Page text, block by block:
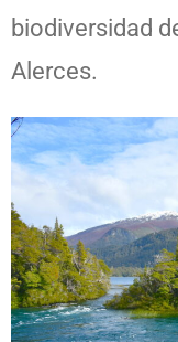
biodiversidad
Alerces.